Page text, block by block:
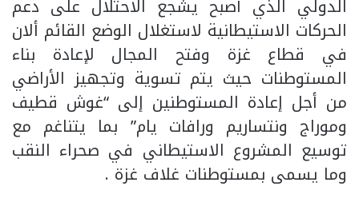
الدولي الذي أصبح يشجع الاحتلال على دعم
الحركات الاستيطانية لاستغلال الوضع القائم ألان
في قطاع غزة وفتح المجال لإعادة بناء
المستوطنات حيث يتم تسوية وتجهيز الأراضي
من أجل إعادة المستوطنين إلى “غوش قطيف
وموراج ونتساريم ورافات يام” بما يتناغم مع
توسيع المشروع الاستيطاني في صحراء النقب
وما يسمى بمستوطنات غلاف غزة .